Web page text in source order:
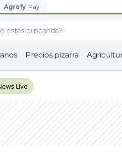
Agrofy Pay
Precios pizarra
Live